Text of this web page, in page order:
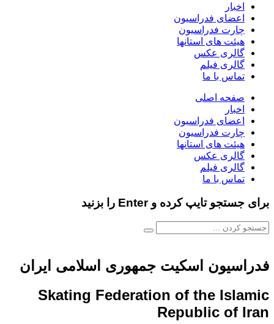
اخبار
اعضای فدراسیون
چارت فدراسیون
هیئت های استانها
گالری عکس
گالری فیلم
تماس با ما
صفحه اصلی
اخبار
اعضای فدراسیون
چارت فدراسیون
هیئت های استانها
گالری عکس
گالری فیلم
تماس با ما
برای جستجو تایپ کرده و Enter را بزنید
فدراسیون اسکیت جمهوری اسلامی ایران
Skating Federation of the Islamic
Republic of Iran